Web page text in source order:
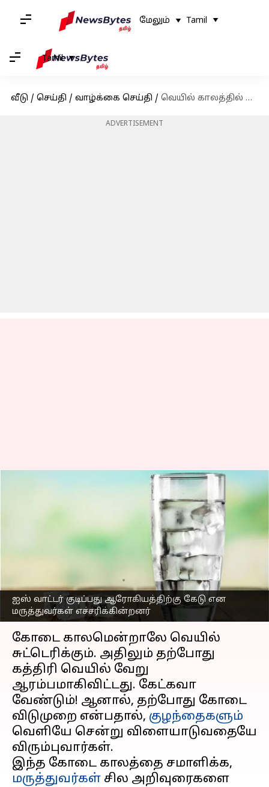
மேலும் Tamil
Tamil
வீடு / செய்தி / வாழ்க்கை செய்தி / வெயில் காலத்தில் ஐஸ் வாட்டர் குடிப்பவரா நீங்கள்? ரத்தகுழாய் சுருங்கும் அபாயம் உள்ளதாம், உஷார்!
ADVERTISEMENT
ஐஸ் வாட்டர் குடிப்பது ஆரோகியத்திற்கு கேடு என
மருத்துவர்கள் எச்சரிக்கின்றனர்
வெயில் காலத்தில் ஐஸ்
வாட்டர் குடிப்பவரா
நீங்கள்? ரத்தகுழாய்
சுருங்கும் அபாயம்
உள்ளதாம், உஷார்!
May 07, 2023 11:00 am
செய்தி முன்னோட்டம்
கோடை காலமென்றாலே வெயில்
சுட்டெரிக்கும். அதிலும் தற்போது
கத்திரி வெயில் வேறு
ஆரம்பமாகிவிட்டது. கேட்கவா
வேண்டும்! ஆனால், தற்போது கோடை
விடுமுறை என்பதால், குழந்தைகளும்
வெளியே சென்று விளையாடுவதையே
விரும்புவார்கள்.
இந்த கோடை காலத்தை சமாளிக்க,
மருத்துவர்கள் சில அறிவுரைகளை